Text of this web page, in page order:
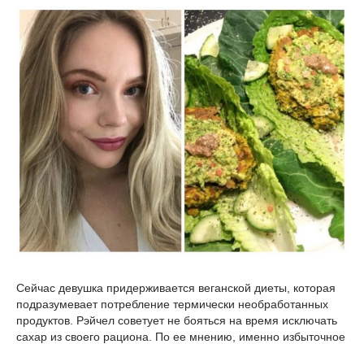
Сейчас девушка придерживается веганской диеты, которая
подразумевает потребление термически необработанных
продуктов. Рэйчел советует не бояться на время исключать
сахар из своего рациона. По ее мнению, именно избыточное